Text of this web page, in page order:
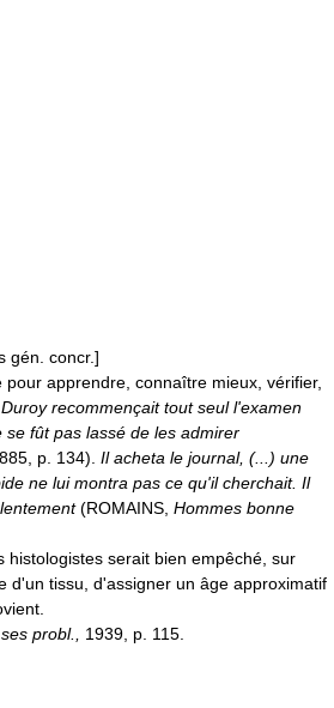
gén. concr.]
pour apprendre, connaître mieux, vérifier,
Duroy recommençait tout seul l'examen
se fût pas lassé de les admirer
p. 134). Il acheta le journal, (...) une
ne lui montra pas ce qu'il cherchait. Il
(ROMAINS, Hommes bonne
histologistes serait bien empêché, sur
d'un tissu, d'assigner un âge approximatif
probl., 1939, p. 115.